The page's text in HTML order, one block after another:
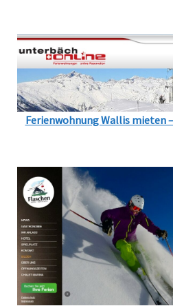
Ferienwohnung Wallis mieten